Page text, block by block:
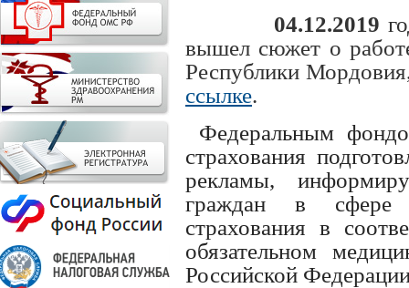
04.12.2019
вышел сюжет о
Республики
ссылке.
Федеральным
страхования
рекламы,
граждан в сфере
страхования в
обязательном
Российской